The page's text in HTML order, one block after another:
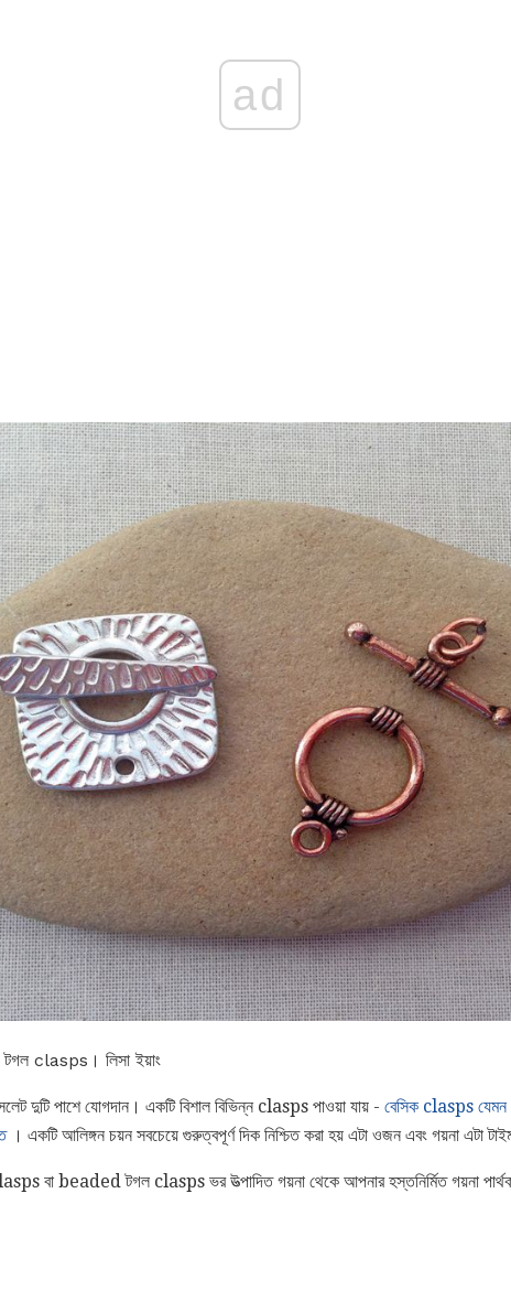
ad
টগল clasps। লিসা ইয়াং
দুটি পাশে যোগদান। একটি বিশাল বিভিন্ন clasps পাওয়া যায় - বেসিক clasps যেমন
। একটি আলিঙ্গন চয়ন সবচেয়ে গুরুত্বপূর্ণ দিক নিশ্চিত করা হয় এটা ওজন এবং গয়না এটা
বা beaded টগল clasps ভর উত্পাদিত গয়না থেকে আপনার হস্তনির্মিত গয়না